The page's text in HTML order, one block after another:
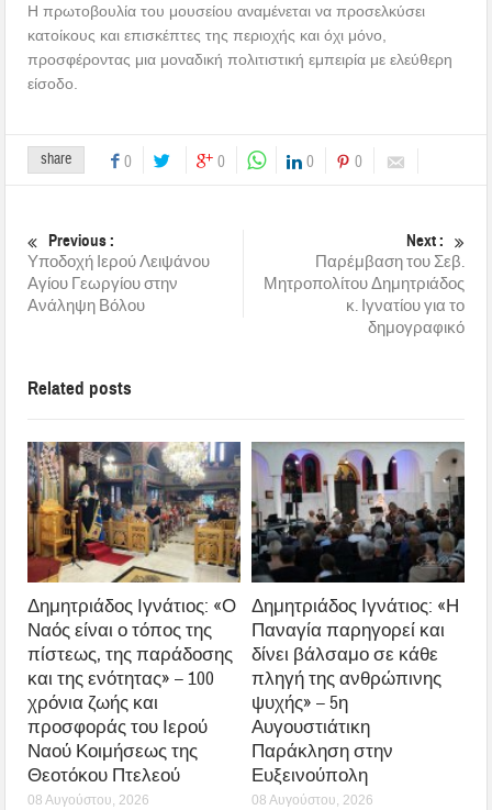
Η πρωτοβουλία του μουσείου αναμένεται να προσελκύσει
κατοίκους και επισκέπτες της περιοχής και όχι μόνο,
προσφέροντας μια μοναδική πολιτιστική εμπειρία με ελεύθερη
είσοδο.
share 0 0 0 0
Previous :
Υποδοχή Ιερού Λειψάνου
Αγίου Γεωργίου στην
Ανάληψη Βόλου
Next :
Παρέμβαση του Σεβ.
Μητροπολίτου Δημητριάδος
κ. Ιγνατίου για το
δημογραφικό
Related posts
Δημητριάδος Ιγνάτιος: «Ο
Ναός είναι ο τόπος της
πίστεως, της παράδοσης
και της ενότητας» – 100
χρόνια ζωής και
προσφοράς του Ιερού
Ναού Κοιμήσεως της
Θεοτόκου Πτελεού
08 Αυγούστου, 2026
Δημητριάδος Ιγνάτιος: «Η
Παναγία παρηγορεί και
δίνει βάλσαμο σε κάθε
πληγή της ανθρώπινης
ψυχής» – 5η
Αυγουστιάτικη
Παράκληση στην
Ευξεινούπολη
08 Αυγούστου, 2026